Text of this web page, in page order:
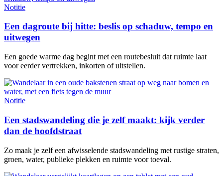
Notitie
Een dagroute bij hitte: beslis op schaduw, tempo en
uitwegen
Een goede warme dag begint met een routebesluit dat ruimte laat
voor eerder vertrekken, inkorten of uitstellen.
Notitie
Een stadswandeling die je zelf maakt: kijk verder
dan de hoofdstraat
Zo maak je zelf een afwisselende stadswandeling met rustige straten,
groen, water, publieke plekken en ruimte voor toeval.